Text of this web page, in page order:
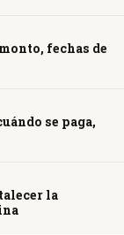
fechas de
se paga,
la